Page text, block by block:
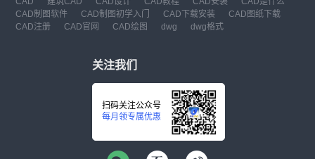
CAD制图软件
CAD制图初学入门 CAD下载安装
CAD图纸下载
CAD注册
CAD官网 CAD绘图 dwg dwg格式
关注我们
扫码关注公众号
每月领专属优惠